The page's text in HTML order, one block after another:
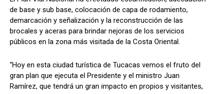
de base y sub base, colocación de capa de rodamiento,
demarcación y señalización y la reconstrucción de las
brocales y aceras para brindar nejoras de los servicios
públicos en la zona más visitada de la Costa Oriental.
“Hoy en esta ciudad turística de Tucacas vemos el fruto del
gran plan que ejecuta el Presidente y el ministro Juan
Ramírez, que tendrá un gran impacto en propios y visitantes,